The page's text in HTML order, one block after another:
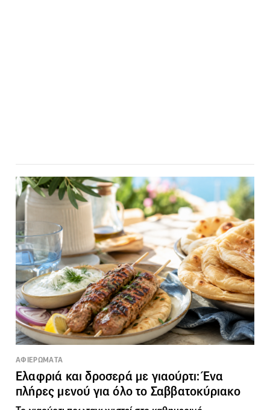
ΑΦΙΕΡΩΜΑΤΑ
Ελαφριά και δροσερά με γιαούρτι: Ένα
πλήρες μενού για όλο το Σαββατοκύριακο